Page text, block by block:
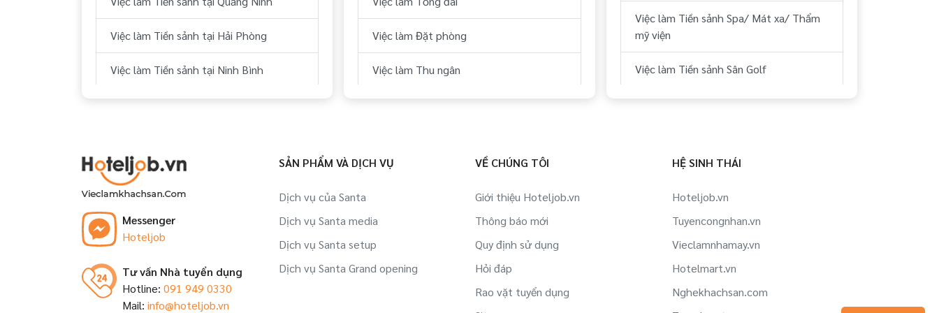
Giang
Việc làm Siêu thị/ Rạp phim/ Dịch vụ
Việc làm Cà phê/ Quán ăn/ Nhà nghỉ
Việc làm Cửa hàng/ Tiệm/ Shop tại Hậu
Việc làm Trường nghề/ Tuyển dụng tại
Việc làm Tiền sảnh tại Hải Phòng
Việc làm Tiền sảnh tại Ninh Bình
Việc làm Tiền sảnh tại Quảng Nam
Việc làm Tiền sảnh tại Bình Thuận
Việc làm Tiền sảnh tại Bà Rịa - Vũng Tàu
Việc làm Tiền sảnh tại Cần Thơ
Việc làm Đặt phòng
Việc làm Thu ngân
Việc làm Tiền sảnh Spa/ Mát xa/ Thẩm
mỹ viện
Việc làm Tiền sảnh Sân Golf
hành, phòng vé
Việc làm Tiền sảnh Du thuyền
Việc làm Tiền sảnh Siêu thị/ Rạp phim/
Messenger
Hoteljob
Tư vấn Nhà tuyển dụng
Hotline: 091 949 0330
Mail: info@hoteljob.vn
SẢN PHẨM VÀ DỊCH VỤ
Dịch vụ của Santa
Dịch vụ Santa media
Dịch vụ Santa setup
Dịch vụ Santa Grand opening
VỀ CHÚNG TÔI
Giới thiệu Hoteljob.vn
Thông báo mới
Quy định sử dụng
Hỏi đáp
Rao vặt tuyển dụng
HỆ SINH THÁI
Hoteljob.vn
Tuyencongnhan.vn
Vieclamnhamay.vn
Hotelmart.vn
Nghekhachsan.com